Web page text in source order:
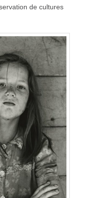
de cultures